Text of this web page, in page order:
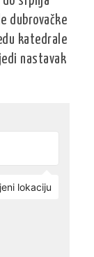
dubrovačke
katedrale
nastavak